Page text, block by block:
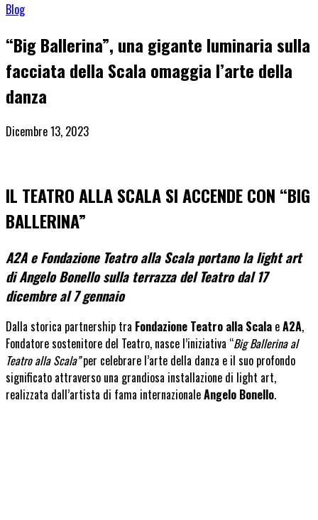
Blog
“Big Ballerina”, una gigante luminaria sulla
facciata della Scala omaggia l’arte della
danza
Dicembre 13, 2023
IL TEATRO ALLA SCALA SI ACCENDE CON “BIG
BALLERINA”
A2A e Fondazione Teatro alla Scala portano la light art
di Angelo Bonello sulla terrazza del Teatro dal 17
dicembre al 7 gennaio
Dalla storica partnership tra Fondazione Teatro alla Scala eA2A,
Fondatore sostenitore del Teatro, nasce l’iniziativa “Big Ballerina al
Teatro alla Scala”per celebrare l’arte della danza e il suo profondo
significato attraverso una grandiosa installazione di light art,
realizzata dall’artista di fama internazionaleAngelo Bonello.